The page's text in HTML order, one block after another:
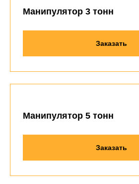
Манипулятор 3 тонн
Заказать
Манипулятор 5 тонн
Заказать